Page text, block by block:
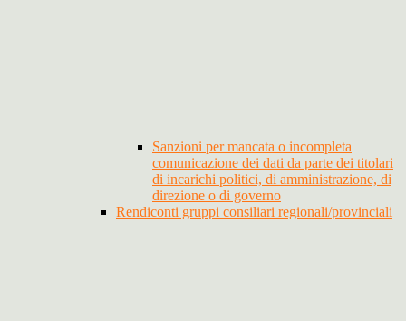
Sanzioni per mancata o incompleta
comunicazione dei dati da parte dei titolari
di incarichi politici, di amministrazione, di
direzione o di governo
Rendiconti gruppi consiliari regionali/provinciali